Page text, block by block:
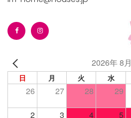
manager/wp-
top-
2026年 8月
日 月 火 水
26 27 28 29
2 3 4 5